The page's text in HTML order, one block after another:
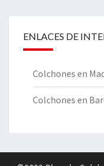
ENLACES DE
Colchones en
Colchones en